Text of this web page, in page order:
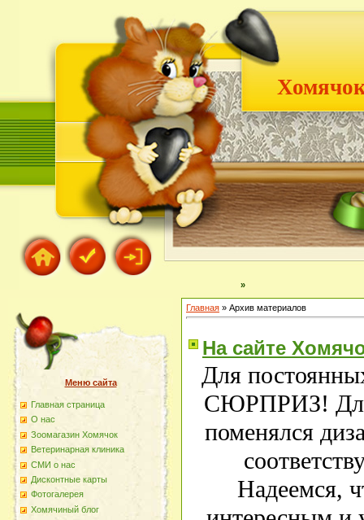
»
Меню сайта
Главная страница
О наc
Зоомагазин Хомячок
Ветеринарная клиника
СМИ о нас
Дисконтные карты
Фотогалерея
Хомячиный блог
Главная » Архив материалов
На сайте
Для
СЮРПРИЗ! Для
поменялся
Надеемся,